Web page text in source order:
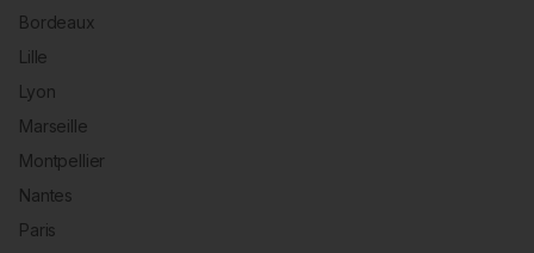
Bordeaux
Lille
Lyon
Marseille
Montpellier
Nantes
Paris